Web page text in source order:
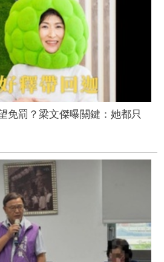
免罰？梁文傑曝關鍵：她都只